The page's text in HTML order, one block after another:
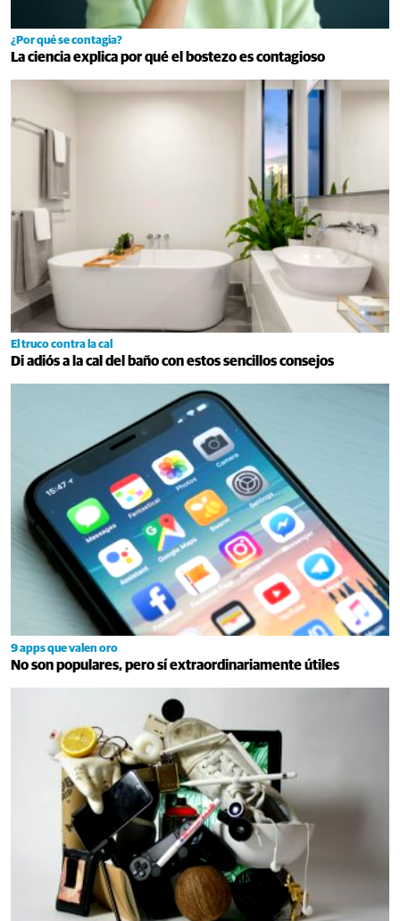
¿Por qué se contagia?
La ciencia explica por qué el bostezo es contagioso
El truco contra la cal
Di adiós a la cal del baño con estos sencillos consejos
9 apps que valen oro
No son populares, pero sí extraordinariamente útiles